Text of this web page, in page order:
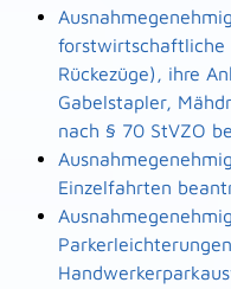
forstwirtschaftliche
Rückezüge), ihre
Gabelstapler,
nach § 70 StVZO
Einzelfahrten